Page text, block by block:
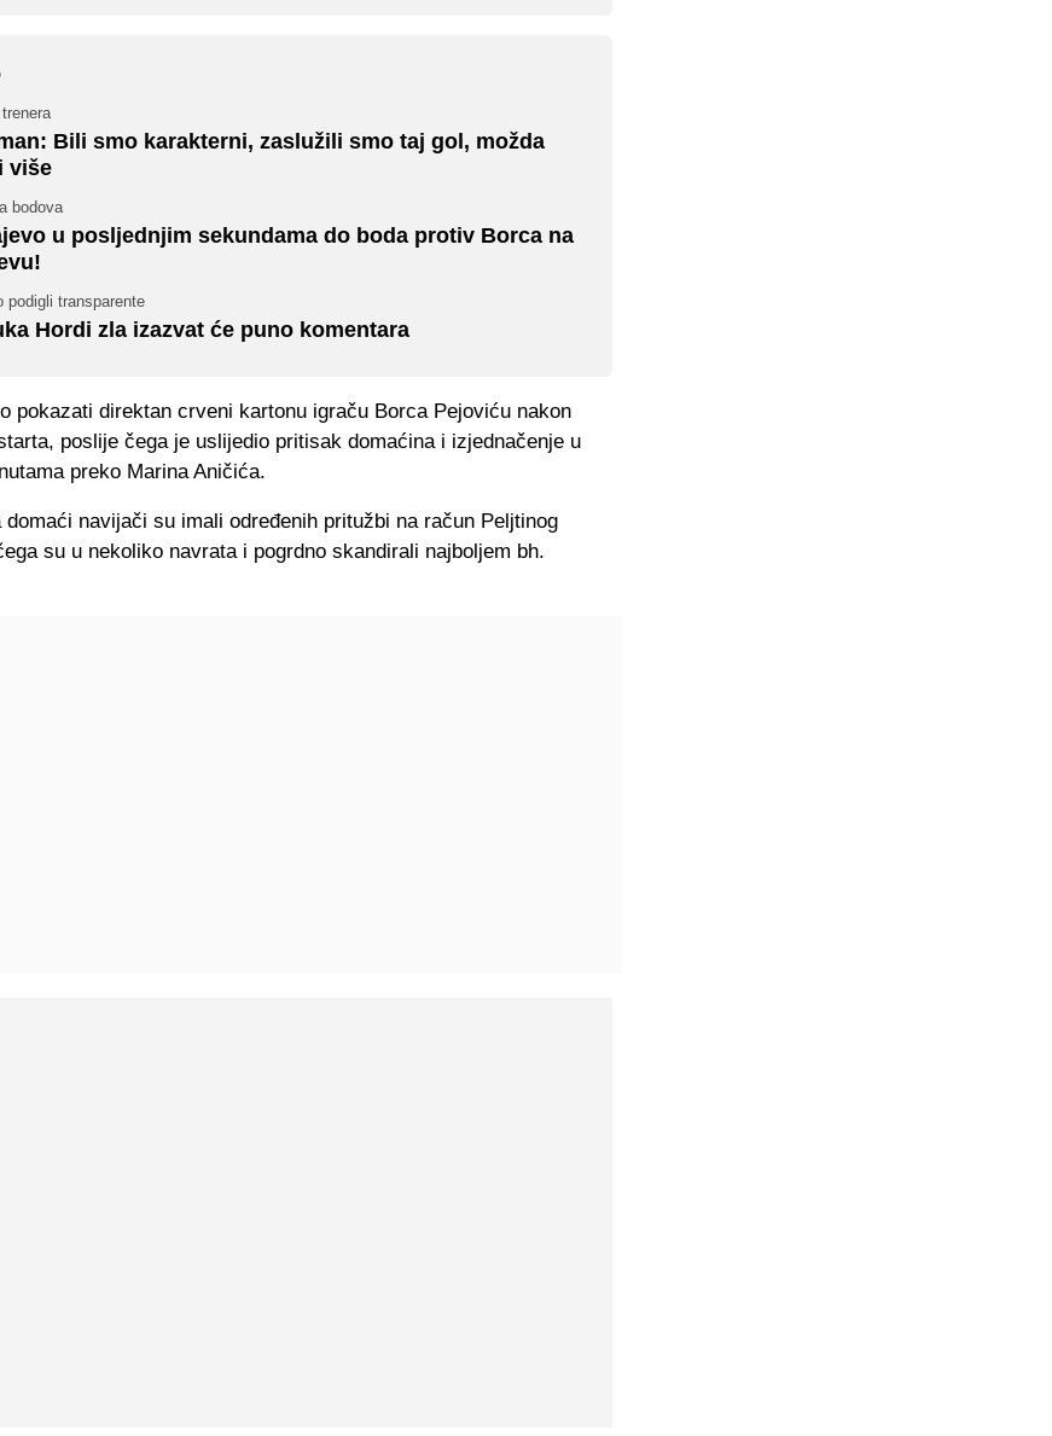
Bili smo karakterni, zaslužili smo taj gol, možda
više
bodova
u posljednjim sekundama do boda protiv Borca na
podigli transparente
Hordi zla izazvat će puno komentara
pokazati direktan crveni kartonu igraču Borca Pejoviću nakon
poslije čega je uslijedio pritisak domaćina i izjednačenje u
preko Marina Aničića.
domaći navijači su imali određenih pritužbi na račun Peljtinog
su u nekoliko navrata i pogrdno skandirali najboljem bh.